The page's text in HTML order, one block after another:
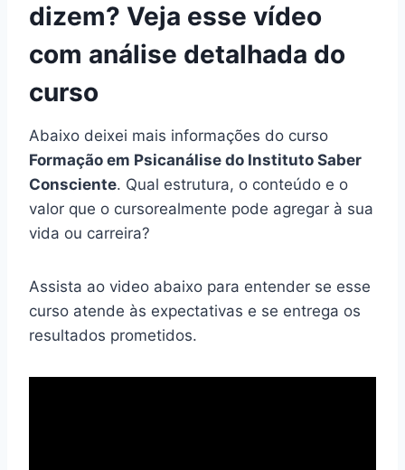
dizem? Veja esse vídeo
com análise detalhada do
curso
Abaixo deixei mais informações do curso
Formação em Psicanálise do Instituto Saber
Consciente. Qual estrutura, o conteúdo e o
valor que o cursorealmente pode agregar à sua
vida ou carreira?
Assista ao video abaixo para entender se esse
curso atende às expectativas e se entrega os
resultados prometidos.